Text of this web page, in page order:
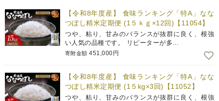
【令和8年度産】 食味ランキング「特A」なな
つぼし精米定期便 (1５ｋｇ×12回)【11054】
つや、粘り、甘みのバランスが抜群に良く、根強
い人気の品種です。 リピーターが多…
寄附金額 451,000円
【令和8年度産】 食味ランキング「特A」なな
つぼし精米定期便 (1５kg×3回)【11052】
つや、粘り、甘みのバランスが抜群に良く、根強